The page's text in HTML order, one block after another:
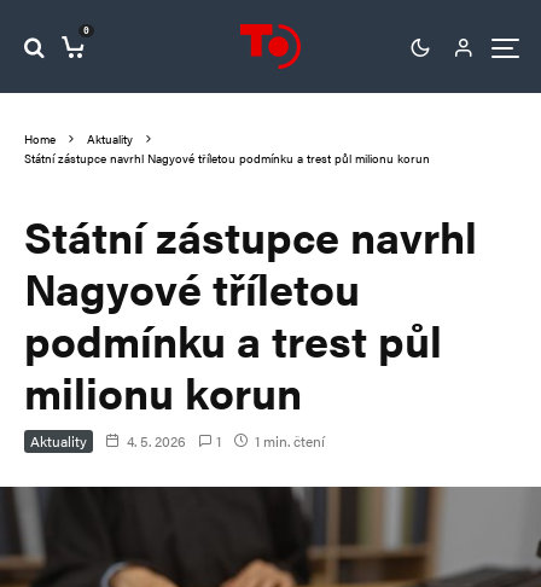
0
Home
Aktuality
Státní zástupce navrhl Nagyové tříletou podmínku a trest půl milionu korun
Státní zástupce navrhl
Nagyové tříletou
podmínku a trest půl
milionu korun
Aktuality 4. 5. 2026 1 1 min. čtení